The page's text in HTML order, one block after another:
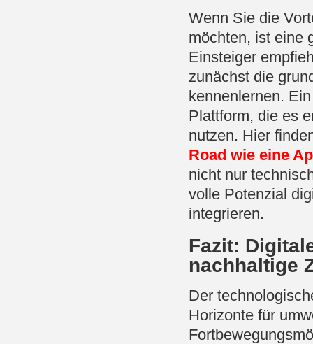
Wenn Sie die
möchten, ist eine
Einsteiger
zunächst die
kennenlernen.
Plattform, die es
nutzen. Hier
Road wie eine
nicht nur
volle Potenzial
integrieren.
Fazit:
nachhaltige
Der
Horizonte für